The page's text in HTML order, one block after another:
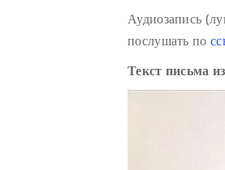
Аудиозапись
послушать по
Текст письма